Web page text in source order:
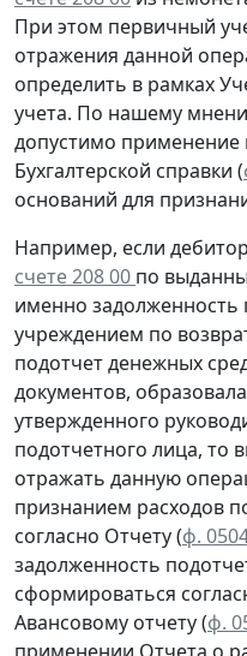
При этом первичный
отражения данной
определить в рамках
учета. По нашему
допустимо применение
Бухгалтерской справки (
оснований для
Например, если
счете 208 00 по
именно задолженность
учреждением по
подотчет денежных
документов,
утвержденного
подотчетного лица, то
отражать данную
признанием расходов
согласно Отчету (ф.
задолженность
сформироваться
Авансовому отчету(ф.